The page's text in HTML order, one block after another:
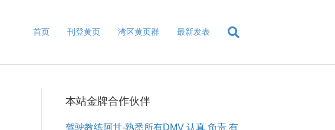
首页 刊登黄页 湾区黄页群 最新发表
本站金牌合作伙伴
驾驶教练阿甘-熟悉所有DMV 认真 负责 有